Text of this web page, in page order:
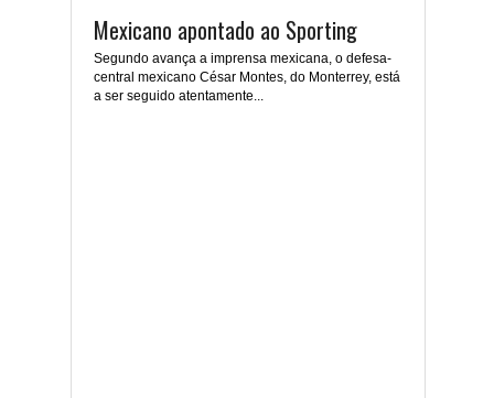
Mexicano apontado ao Sporting
Segundo avança a imprensa mexicana, o defesa-
central mexicano César Montes, do Monterrey, está
a ser seguido atentamente...